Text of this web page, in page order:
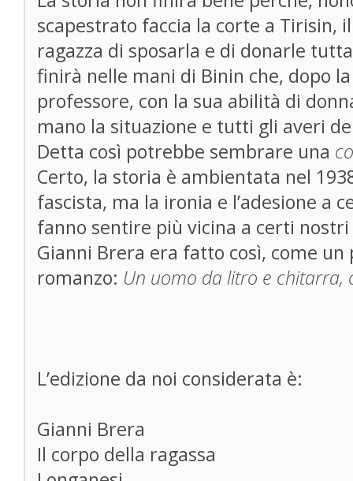
scapestrato faccia la corte a Tirisin,
ragazza di sposarla e di donarle
finirà nelle mani di Binin che, dopo
professore, con la sua abilità di
mano la situazione e tutti gli averi
Detta così potrebbe sembrare una
Certo, la storia è ambientata nel
fascista, ma la ironia e l’adesione a
fanno sentire più vicina a certi
Gianni Brera era fatto così, come
romanzo: Un uomo da litro e chitarra,
L’edizione da noi considerata è:
Gianni Brera
Il corpo della ragassa